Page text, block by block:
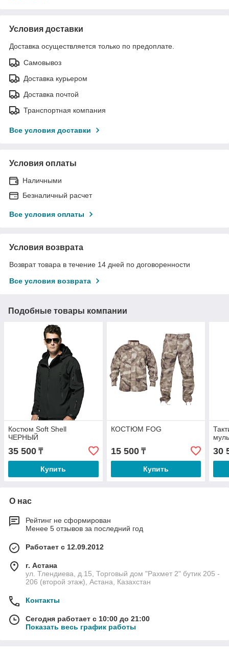
Условия доставки
Доставка осуществляется только по предоплате.
Самовывоз
Доставка курьером
Доставка почтой
Транспортная компания
Все условия доставки
Условия оплаты
Наличными
Безналичный расчет
Все условия оплаты
Условия возврата
Возврат товара в течение 14 дней по договоренности
Все условия возврата
Подобные товары компании
Костюм Soft Shell
ЧЕРНЫЙ
35 500 ₸
Купить
КОСТЮМ FOG
15 500₸
Купить
30
О нас
Рейтинг не сформирован
Менее 5 отзывов за последний год
Работает с 12.09.2012
г. Астана
ул. Тлендиева, д.15, Торговый дом "Рахмет 2" бутик 205 -
206 (второй этаж), Астана, Казахстан
Контакты
Сегодня работает с 10:00 до 21:00
Показать весь график работы